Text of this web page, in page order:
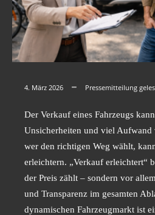
4. März 2026 Pressemitteilung
Der Verkauf eines Fahrzeugs
Unsicherheiten und viel Aufwand
wer den richtigen Weg wählt,
erleichtern. „Verkauf erleichtert“
der Preis zählt – sondern vor
und Transparenz im gesamten
dynamischen Fahrzeugmarkt ist